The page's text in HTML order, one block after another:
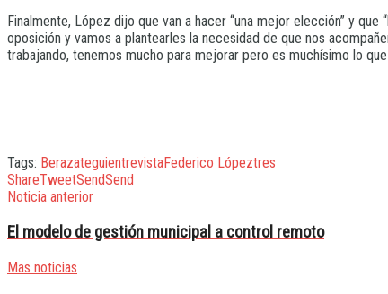
Finalmente, López dijo que van a hacer “una mejor elección” y
oposición y vamos a plantearles la necesidad de que nos
trabajando, tenemos mucho para mejorar pero es muchísimo lo
Tags: BerazateguientrevistaFederico Lópeztres
ShareTweetSendSend
Noticia anterior
El modelo de gestión municipal a control remoto
Mas noticias